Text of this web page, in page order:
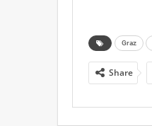
Graz
Share